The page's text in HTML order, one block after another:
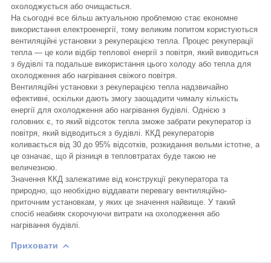
охолоджується або очищається.
На сьогодні все більш актуальною проблемою стає економне
використання електроенергії, тому великим попитом користуються
вентиляційні установки з рекуперацією тепла. Процес рекуперації
тепла — це коли відбір теплової енергії з повітря, який виводиться
з будівлі та подальше використання цього холоду або тепла для
охолодження або нагрівання свіжого повітря.
Вентиляційні установки з рекуперацією тепла надзвичайно
ефективні, оскільки дають змогу заощадити чималу кількість
енергії для охолодження або нагрівання будівлі. Однією з
головних є, то який відсоток тепла зможе забрати рекуператор із
повітря, який відводиться з будівлі. ККД рекуператорів
коливається від 30 до 95% відсотків, розкидання вельми істотне, а
це означає, що й різниця в тепловтратах буде такою не
величезною.
Значення ККД залежатиме від конструкції рекуператора та
природно, що необхідно віддавати перевагу вентиляційно-
приточним установкам, у яких це значення найвище. У такий
спосіб неабияк скорочуючи витрати на охолодження або
нагрівання будівлі.
Приховати